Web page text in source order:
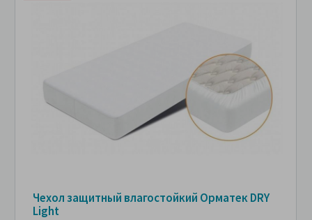
Чехол защитный влагостойкий Орматек DRY
Light